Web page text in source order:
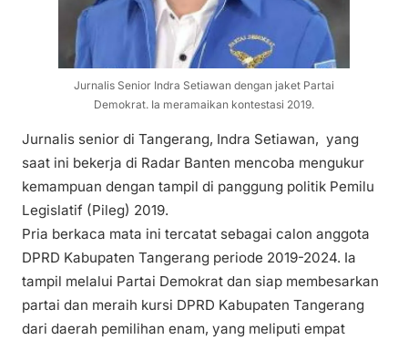
Jurnalis Senior Indra Setiawan dengan jaket Partai
Demokrat. Ia meramaikan kontestasi 2019.
Jurnalis senior di Tangerang, Indra Setiawan, yang
saat ini bekerja di Radar Banten mencoba mengukur
kemampuan dengan tampil di panggung politik Pemilu
Legislatif (Pileg) 2019.
Pria berkaca mata ini tercatat sebagai calon anggota
DPRD Kabupaten Tangerang periode 2019-2024. Ia
tampil melalui Partai Demokrat dan siap membesarkan
partai dan meraih kursi DPRD Kabupaten Tangerang
dari daerah pemilihan enam, yang meliputi empat